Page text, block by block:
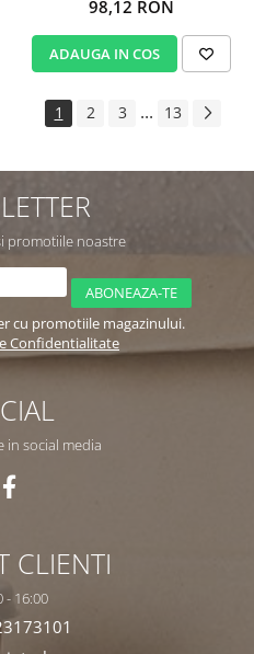
98,12 RON
ADAUGA IN COS
1 2 3 ... 13
promotiile noastre
cu promotiile magazinului.
Confidentialitate
in social media
CLIENTI
- 16:00